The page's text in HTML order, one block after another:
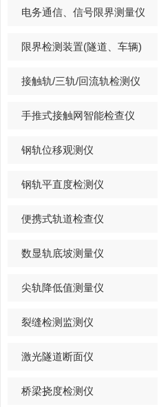
电务通信、信号限界测量仪
限界检测装置(隧道、车辆)
接触轨/三轨/回流轨检测仪
手推式接触网智能检查仪
钢轨位移观测仪
钢轨平直度检测仪
便携式轨道检查仪
数显轨底坡测量仪
尖轨降低值测量仪
裂缝检测监测仪
激光隧道断面仪
桥梁挠度检测仪